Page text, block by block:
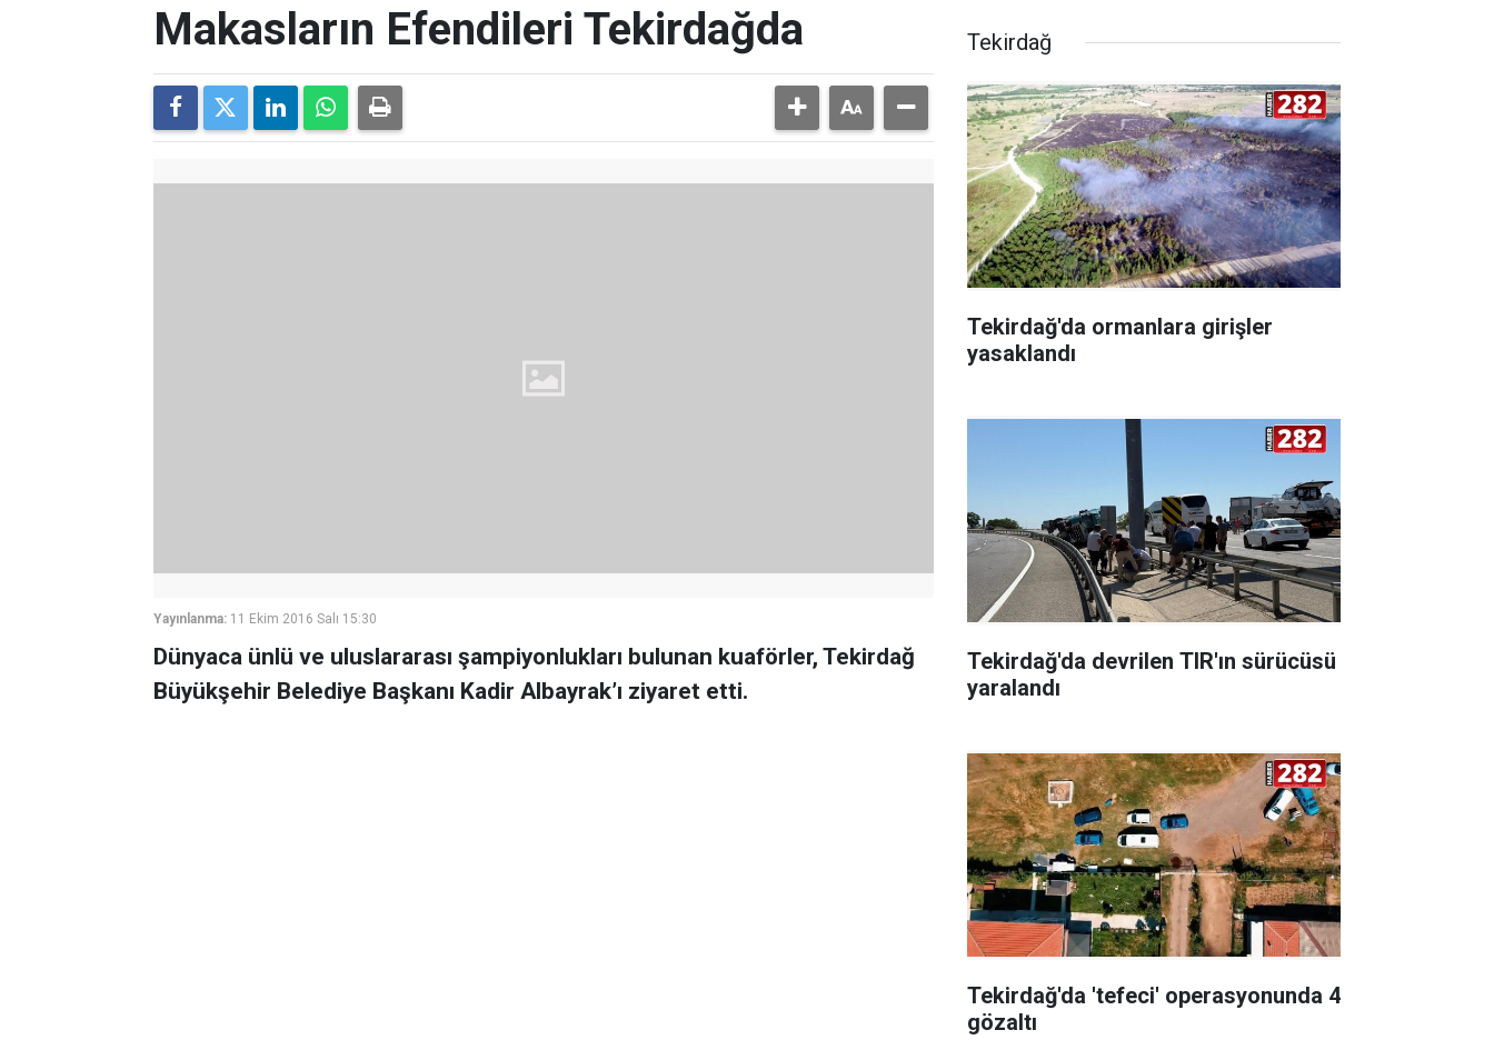
Makasların Efendileri Tekirdağda
Yayınlanma: 11 Ekim 2016 Salı 15:30
Dünyaca ünlü ve uluslararası şampiyonlukları bulunan kuaförler, Tekirdağ
Büyükşehir Belediye Başkanı Kadir Albayrak’ı ziyaret etti.
Tekirdağ
Tekirdağ'da ormanlara girişler
yasaklandı
Tekirdağ'da devrilen TIR'ın sürücüsü
yaralandı
Tekirdağ'da 'tefeci' operasyonunda 4
gözaltı